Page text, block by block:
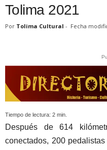
Tolima 2021
Por Tolima Cultural - Fecha
Tiempo de lectura: 2 min.
Después de 614
conectados, 200